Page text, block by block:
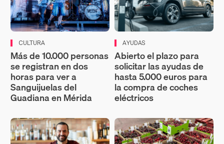
CULTURA
Más de 10.000 personas
se registran en dos
horas para ver a
Sanguijuelas del
Guadiana en Mérida
AYUDAS
Abierto el plazo para
solicitar las ayudas de
hasta 5.000 euros para
la compra de coches
eléctricos